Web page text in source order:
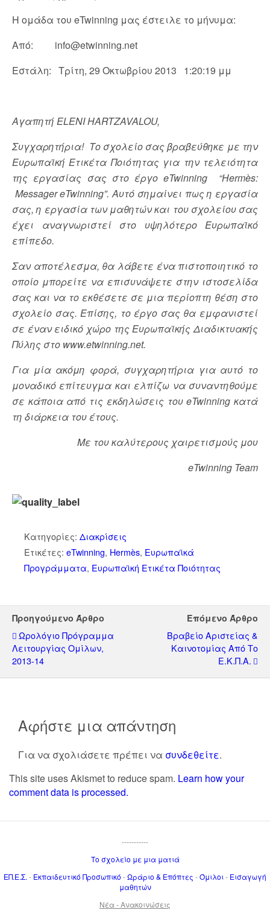
Η ομάδα του eTwinning μας έστειλε το μήνυμα:
Από: info@etwinning.net
Εστάλη: Τρίτη, 29 Οκτωβρίου 2013 1:20:19 μμ
Αγαπητή ELENI HARTZAVALOU,
Συγχαρητήρια! Το σχολείο σας βραβεύθηκε με την
Ευρωπαϊκή Ετικέτα Ποιότητας για την τελειότητα
της εργασίας σας στο έργο eTwinning “Hermès:
Messager eTwinning”. Αυτό σημαίνει πως η εργασία
σας, η εργασία των μαθητών και του σχολείου σας
έχει αναγνωριστεί στο υψηλότερο Ευρωπαϊκό
επίπεδο.
Σαν αποτέλεσμα, θα λάβετε ένα πιστοποιητικό το
οποίο μπορείτε να επισυνάψετε στην ιστοσελίδα
σας και να το εκθέσετε σε μια περίοπτη θέση στο
σχολείο σας. Επίσης, το έργο σας θα εμφανιστεί
σε έναν ειδικό χώρο της Ευρωπαϊκής Διαδικτυακής
Πύλης στο www.etwinning.net.
Για μία ακόμη φορά, συγχαρητήρια για αυτό το
μοναδικό επίτευγμα και ελπίζω να συναντηθούμε
σε κάποια από τις εκδηλώσεις του eTwinning κατά
τη διάρκεια του έτους.
Με του καλύτερους χαιρετισμούς μου
eTwinning Team
Κατηγορίες: Διακρίσεις
Ετικέτες: eTwinning, Hermès, Ευρωπαϊκά
Προγράμματα, Ευρωπαϊκή Ετικέτα Ποιότητας
Προηγούμενο Άρθρο
Ωρολόγιο Πρόγραμμα
Λειτουργίας Ομίλων,
2013-14
Επόμενο Άρθρο
Βραβείο Αριστείας &
Καινοτομίας Από Το
Ε.Κ.Π.Α.
Αφήστε μια απάντηση
Για να σχολιάσετε πρέπει να συνδεθείτε.
This site uses Akismet to reduce spam. Learn how your
comment data is processed.
-----------
Το σχολείο με μια ματιά
ΕΠ.Ε.Σ. - Εκπαιδευτικό Προσωπικό -Ωράριο & Επόπτες -Όμιλοι- Εισαγωγή
μαθητών
Νέα - Ανακοινώσεις